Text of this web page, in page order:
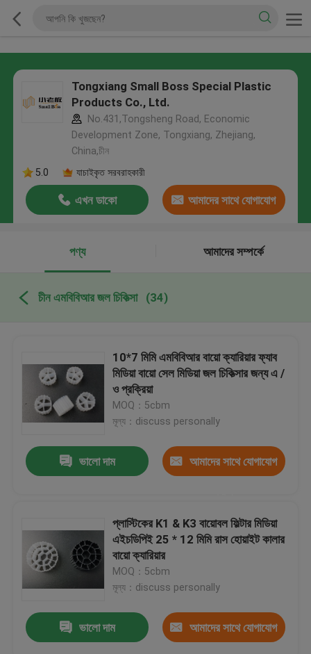
Tongxiang Small Boss Special Plastic
Products Co., Ltd.
No.431,Tongsheng Road, Economic
Development Zone, Tongxiang, Zhejiang,
China,চীন
5.0
যাচাইকৃত সরবরাহকারী
এখন ডাকো আমাদের সাথে যোগাযোগ
পণ্য
আমাদের সম্পর্কে
চীন এমবিবিআর জল চিকিত্সা (34)
10*7 মিমি এমবিবিআর বায়ো ক্যারিয়ার ফ্যাব
মিডিয়া বায়ো সেল মিডিয়া জল চিকিত্সার জন্য এ /
ও প্রক্রিয়া
MOQ：5cbm
মূল্য：discuss personally
ভালো দাম আমাদের সাথে যোগাযোগ
প্লাস্টিকের K1 & K3 বায়োবল ফিল্টার মিডিয়া
এইচডিপিই 25 * 12 মিমি রাস হোয়াইট কালার
বায়ো ক্যারিয়ার
MOQ：5cbm
মূল্য：discuss personally
ভালো দাম আমাদের সাথে যোগাযোগ